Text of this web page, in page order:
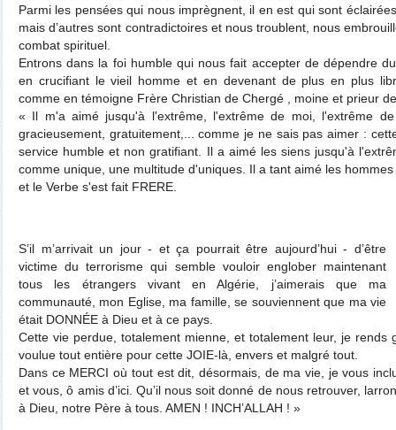
Parmi les pensées qui nous imprègnent, il en est qui sont
mais d’autres sont contradictoires et nous troublent, nous
combat spirituel.
Entrons dans la foi humble qui nous fait accepter de dépendre
en crucifiant le vieil homme et en devenant de plus en plus
comme en témoigne Frère Christian de Chergé , moine et prieur
« Il m'a aimé jusqu'à l'extrême, l'extrême de moi, l'extrême
gracieusement, gratuitement,... comme je ne sais pas aimer :
service humble et non gratifiant. Il a aimé les siens jusqu'à
comme unique, une multitude d'uniques. Il a tant aimé les
et le Verbe s'est fait FRERE.
S’il m’arrivait un jour - et ça pourrait être aujourd’hui - d’être
victime du terrorisme qui semble vouloir englober maintenant
tous les étrangers vivant en Algérie, j’aimerais que ma
communauté, mon Eglise, ma famille, se souviennent que ma vie
était DONNÉE à Dieu et à ce pays.
Cette vie perdue, totalement mienne, et totalement leur, je rends
voulue tout entière pour cette JOIE-là, envers et malgré tout.
Dans ce MERCI où tout est dit, désormais, de ma vie, je vous
et vous, ô amis d’ici. Qu’il nous soit donné de nous retrouver,
à Dieu, notre Père à tous. AMEN ! INCH’ALLAH ! »